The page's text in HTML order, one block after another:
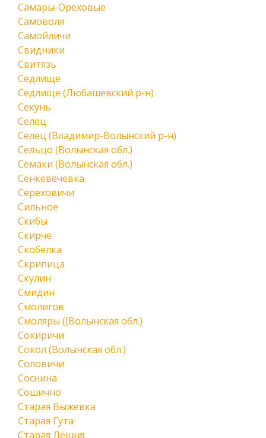
Самары-Ореховые
Самоволя
Самойличи
Свидники
Свитязь
Седлище
Седлище (Любашевский р-н)
Секунь
Селец
Селец (Владимир-Волынский р-н)
Сельцо (Волынская обл.)
Семаки (Волынская обл.)
Сенкевечевка
Сереховичи
Сильное
Скибы
Скирче
Скобелка
Скрипица
Скулин
Смидин
Смолигов
Смоляры ((Волынская обл.)
Сокиричи
Сокол (Волынская обл.)
Соловичи
Соснина
Сошично
Старая Выжевка
Старая Гута
Старая Лешня